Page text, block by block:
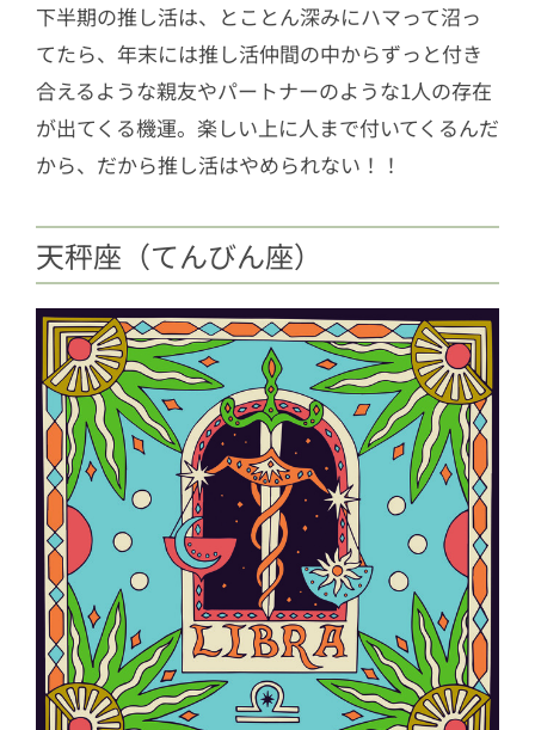
下半期の推し活は、とことん深みにハマって沼っ
てたら、年末には推し活仲間の中からずっと付き
合えるような親友やパートナーのような1人の存在
が出てくる機運。楽しい上に人まで付いてくるんだ
から、だから推し活はやめられない！！
天秤座（てんびん座）